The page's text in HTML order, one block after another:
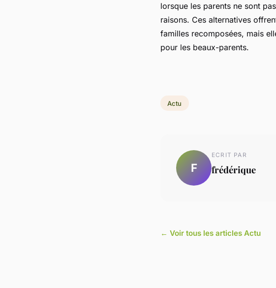
lorsque les parents ne sont
raisons. Ces alternatives
familles recomposées, mais
pour les beaux-parents.
Actu
F
ECRIT PAR
frédérique
← Voir tous les articles Actu